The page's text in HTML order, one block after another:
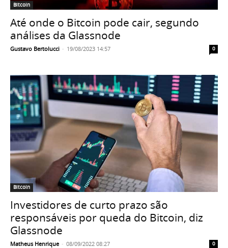
Bitcoin
Até onde o Bitcoin pode cair, segundo
análises da Glassnode
Gustavo Bertolucci - 19/08/2023 14:57 0
Bitcoin
Investidores de curto prazo são
responsáveis por queda do Bitcoin, diz
Glassnode
Matheus Henrique - 08/09/2022 08:27 0